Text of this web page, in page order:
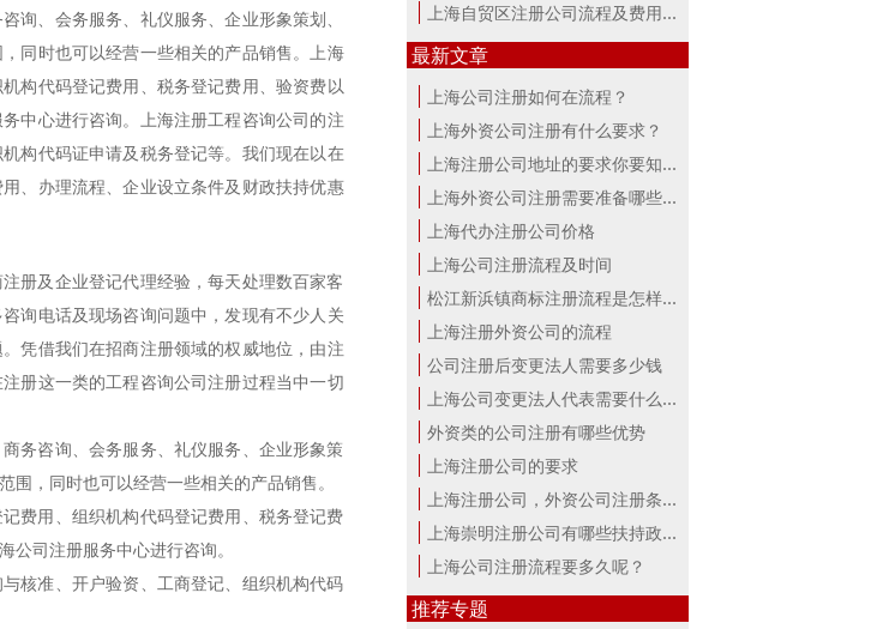
询、会务服务、礼仪服务、企业形象策划、
同时也可以经营一些相关的产品销售。上海
构代码登记费用、税务登记费用、验资费以
中心进行咨询。上海注册工程咨询公司的注
构代码证申请及税务登记等。我们现在以在
、办理流程、企业设立条件及财政扶持优惠
及企业登记代理经验，每天处理数百家客
询电话及现场咨询问题中，发现有不少人关
凭借我们在招商注册领域的权威地位，由注
册这一类的工程咨询公司注册过程当中一切
咨询、会务服务、礼仪服务、企业形象策
，同时也可以经营一些相关的产品销售。
用、组织机构代码登记费用、税务登记费
司注册服务中心进行咨询。
准、开户验资、工商登记、组织机构代码
上海自贸区注册公司流程及费用讲解
最新文章
上海公司注册如何在流程？
上海外资公司注册有什么要求？
上海注册公司地址的要求你要知道！
上海外资公司注册需要准备哪些材料？
上海代办注册公司价格
上海公司注册流程及时间
松江新浜镇商标注册流程是怎样的
上海注册外资公司的流程
公司注册后变更法人需要多少钱
上海公司变更法人代表需要什么手续
外资类的公司注册有哪些优势
上海注册公司的要求
上海注册公司，外资公司注册条件！
上海崇明注册公司有哪些扶持政策与服...
上海公司注册流程要多久呢？
推荐专题